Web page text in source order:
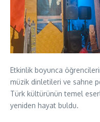
Etkinlik boyunca
müzik dinletileri ve sahne
Türk kültürünün temel
yeniden hayat buldu.